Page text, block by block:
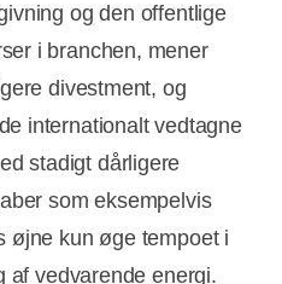
og den offentlige
i branchen, mener
divestment, og
internationalt vedtagne
stadigt dårligere
som eksempelvis
øjne kun øge tempoet i
af vedvarende energi.